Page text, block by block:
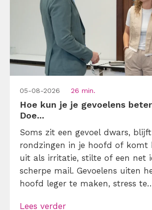
05-08-2026 26 min.
Hoe kun je je gevoelens
Doe...
Soms zit een gevoel dwars,
rondzingen in je hoofd of komt
uit als irritatie, stilte of een net
scherpe mail. Gevoelens uiten
hoofd leger te maken, stress te
Lees verder